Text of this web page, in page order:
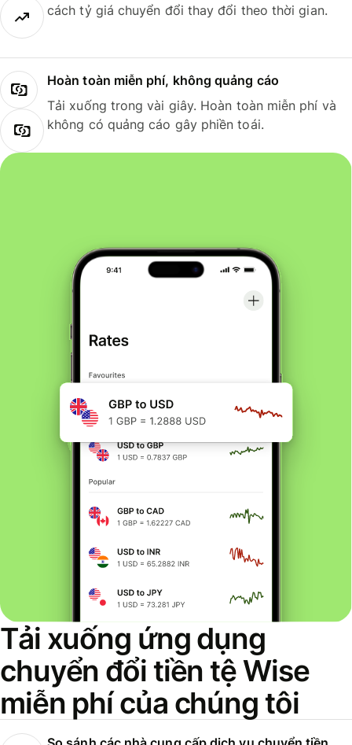
cách tỷ giá chuyển đổi thay đổi theo thời gian.
Hoàn toàn miễn phí, không quảng cáo
Tải xuống trong vài giây. Hoàn toàn miễn phí và
không có quảng cáo gây phiền toái.
Tải xuống ứng dụng
chuyển đổi tiền tệ Wise
miễn phí của chúng tôi